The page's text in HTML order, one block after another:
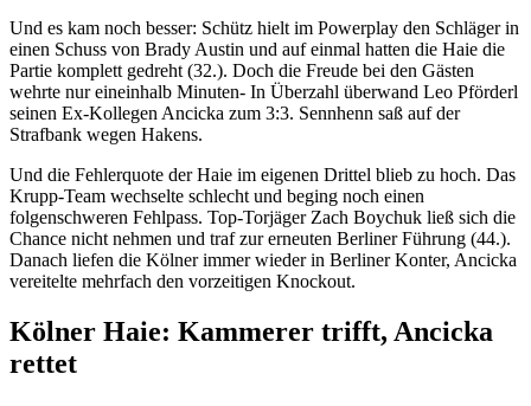
Und es kam noch besser: Schütz hielt im Powerplay den Schläger in
einen Schuss von Brady Austin und auf einmal hatten die Haie die
Partie komplett gedreht (32.). Doch die Freude bei den Gästen
wehrte nur eineinhalb Minuten- In Überzahl überwand Leo Pförderl
seinen Ex-Kollegen Ancicka zum 3:3. Sennhenn saß auf der
Strafbank wegen Hakens.
Und die Fehlerquote der Haie im eigenen Drittel blieb zu hoch. Das
Krupp-Team wechselte schlecht und beging noch einen
folgenschweren Fehlpass. Top-Torjäger Zach Boychuk ließ sich die
Chance nicht nehmen und traf zur erneuten Berliner Führung (44.).
Danach liefen die Kölner immer wieder in Berliner Konter, Ancicka
vereitelte mehrfach den vorzeitigen Knockout.
Kölner Haie: Kammerer trifft, Ancicka
rettet